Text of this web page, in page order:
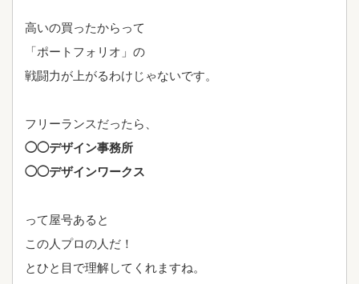
高いの買ったからって
「ポートフォリオ」の
戦闘力が上がるわけじゃないです。
フリーランスだったら、
◯◯デザイン事務所
◯◯デザインワークス
って屋号あると
この人プロの人だ！
とひと目で理解してくれますね。